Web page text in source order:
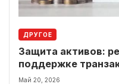
ДРУГОЕ
Защита активов:
поддержке
современном рынке
Май 20, 2026